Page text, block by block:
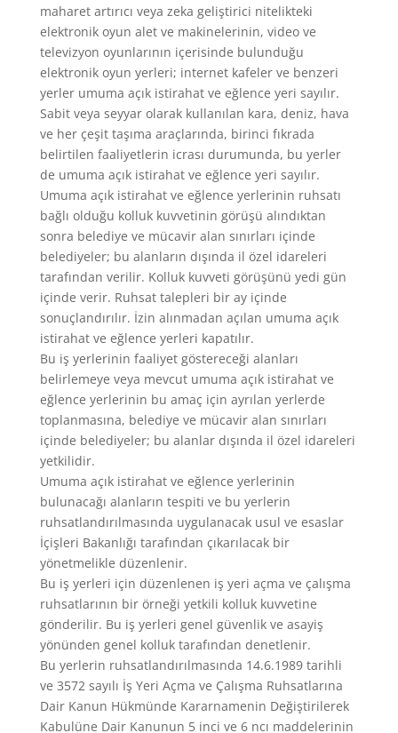
maharet artırıcı veya zeka geliştirici nitelikteki
elektronik oyun alet ve makinelerinin, video ve
televizyon oyunlarının içerisinde bulunduğu
elektronik oyun yerleri; internet kafeler ve benzeri
yerler umuma açık istirahat ve eğlence yeri sayılır.
Sabit veya seyyar olarak kullanılan kara, deniz, hava
ve her çeşit taşıma araçlarında, birinci fıkrada
belirtilen faaliyetlerin icrası durumunda, bu yerler
de umuma açık istirahat ve eğlence yeri sayılır.
Umuma açık istirahat ve eğlence yerlerinin ruhsatı
bağlı olduğu kolluk kuvvetinin görüşü alındıktan
sonra belediye ve mücavir alan sınırları içinde
belediyeler; bu alanların dışında il özel idareleri
tarafından verilir. Kolluk kuvveti görüşünü yedi gün
içinde verir. Ruhsat talepleri bir ay içinde
sonuçlandırılır. İzin alınmadan açılan umuma açık
istirahat ve eğlence yerleri kapatılır.
Bu iş yerlerinin faaliyet göstereceği alanları
belirlemeye veya mevcut umuma açık istirahat ve
eğlence yerlerinin bu amaç için ayrılan yerlerde
toplanmasına, belediye ve mücavir alan sınırları
içinde belediyeler; bu alanlar dışında il özel idareleri
yetkilidir.
Umuma açık istirahat ve eğlence yerlerinin
bulunacağı alanların tespiti ve bu yerlerin
ruhsatlandırılmasında uygulanacak usul ve esaslar
İçişleri Bakanlığı tarafından çıkarılacak bir
yönetmelikle düzenlenir.
Bu iş yerleri için düzenlenen iş yeri açma ve çalışma
ruhsatlarının bir örneği yetkili kolluk kuvvetine
gönderilir. Bu iş yerleri genel güvenlik ve asayiş
yönünden genel kolluk tarafından denetlenir.
Bu yerlerin ruhsatlandırılmasında 14.6.1989 tarihli
ve 3572 sayılı İş Yeri Açma ve Çalışma Ruhsatlarına
Dair Kanun Hükmünde Kararnamenin Değiştirilerek
Kabulüne Dair Kanunun 5 inci ve 6 ncı maddelerinin